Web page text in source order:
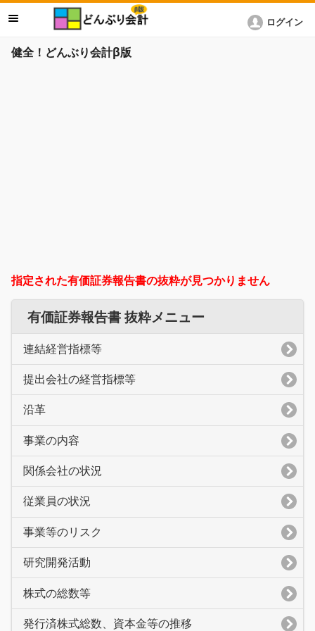
健全！どんぶり会計β版
ログイン
指定された有価証券報告書の抜粋が見つかりません
有価証券報告書 抜粋メニュー
連結経営指標等
提出会社の経営指標等
沿革
事業の内容
関係会社の状況
従業員の状況
事業等のリスク
研究開発活動
株式の総数等
発行済株式総数、資本金等の推移